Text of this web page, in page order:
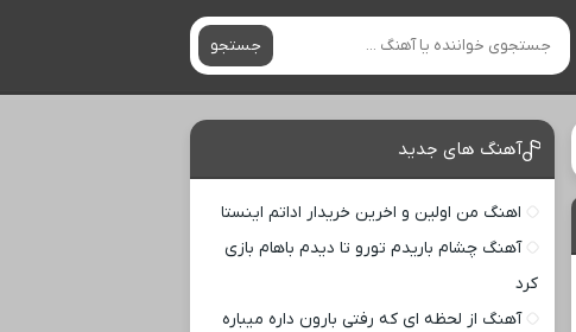
جستجو
آهنگ های جدید
اهنگ من اولین و اخرین خریدار اداتم اینستا
آهنگ چشام باریدم تورو تا دیدم باهام بازی
کرد
آهنگ از لحظه ای که رفتی بارون داره میباره